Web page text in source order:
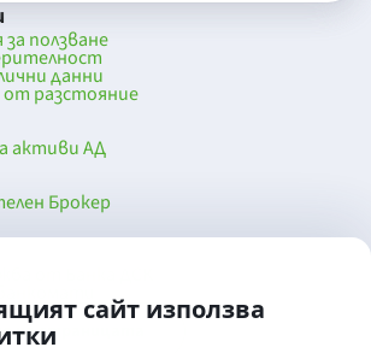
сайт използва
за ползване
данни
от разстояние
активи АД
Брокер
от Банка ДСК
на страницата